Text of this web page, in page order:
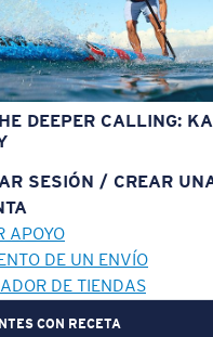
DEEPER CALLING:
SESIÓN / CREAR
APOYO
DE UN ENVÍO
DE TIENDAS
CON RECETA